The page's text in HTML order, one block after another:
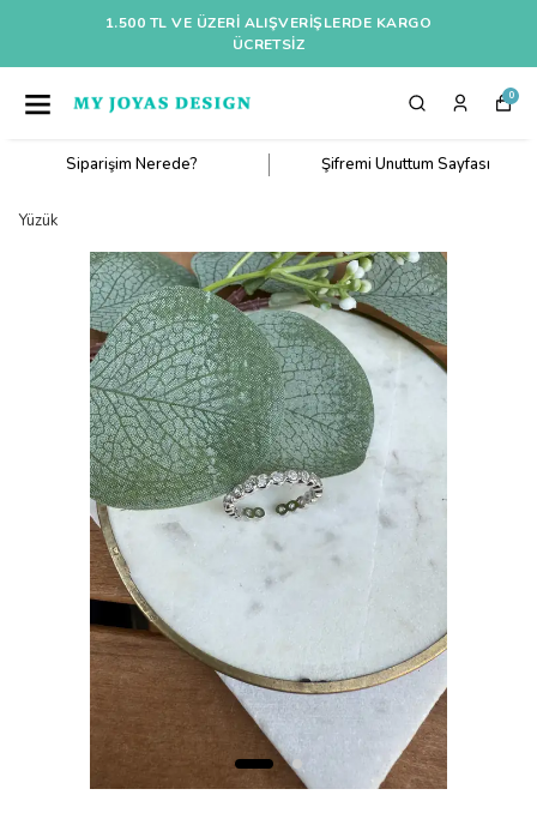
1.500 TL VE ÜZERI ALIŞVERIŞLERDE KARGO
ÜCRETSİZ
0
Siparişim Nerede? Şifremi Unuttum Sayfası
Yüzük